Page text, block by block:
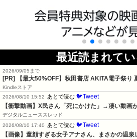
最近読まれて
2026/09/05まで
[PR] 【最大50%OFF】秋田書店 AKITA電子祭り
Kindleストア
2026/08/10 15:52
あとで読む 🐦Tweet
【衝撃動画】X民さん「死にかけた」→凄い動
デジタルニューススレッド
2026/08/10 17:40
あとで読む 🐦Tweet
【画像】童顔すぎる女子アナさん、まさかの温